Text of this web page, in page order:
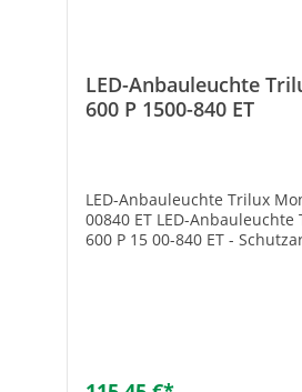
LED-Anbauleuchte
600 P 1500-840 ET
LED-Anbauleuchte Trilux
00840 ET LED-
600 P 15 00-840 ET -